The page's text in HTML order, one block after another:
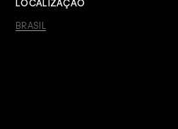
LOCALIZAÇÃO
BRASIL